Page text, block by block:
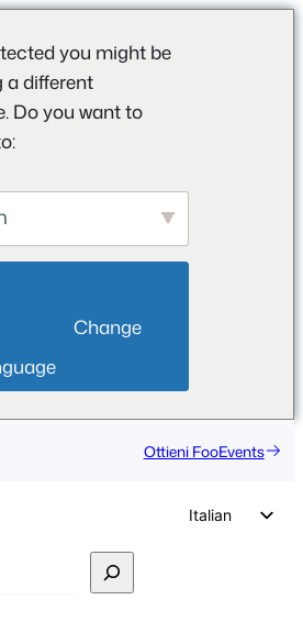
you might be
a different
Do you want to
Ottieni FooEvents
Italian